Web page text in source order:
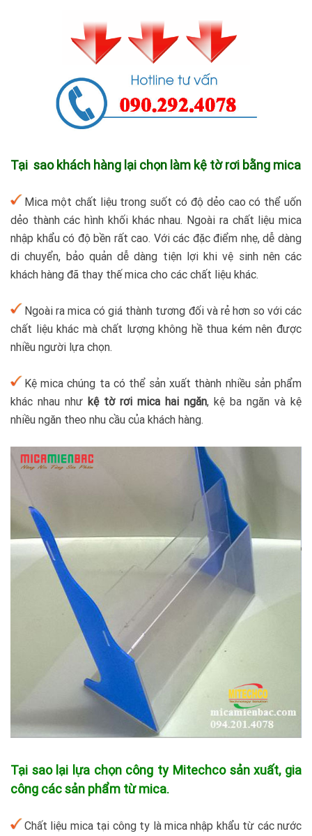
Tại sao khách hàng lại chọn làm kệ tờ rơi bằng mica
Mica một chất liệu trong suốt có độ dẻo cao có thể uốn
dẻo thành các hình khối khác nhau. Ngoài ra chất liệu mica
nhập khẩu có độ bền rất cao. Với các đặc điểm nhẹ, dễ dàng
di chuyển, bảo quản dễ dàng tiện lợi khi vệ sinh nên các
khách hàng đã thay thế mica cho các chất liệu khác.
Ngoài ra mica có giá thành tương đối và rẻ hơn so với các
chất liệu khác mà chất lượng không hề thua kém nên được
nhiều người lựa chọn.
Kệ mica chúng ta có thể sản xuất thành nhiều sản phẩm
khác nhau như kệ tờ rơi mica hai ngăn, kệ ba ngăn và kệ
nhiều ngăn theo nhu cầu của khách hàng.
Tại sao lại lựa chọn công ty Mitechco sản xuất, gia
công các sản phẩm từ mica.
Chất liệu mica tại công ty là mica nhập khẩu từ các nước